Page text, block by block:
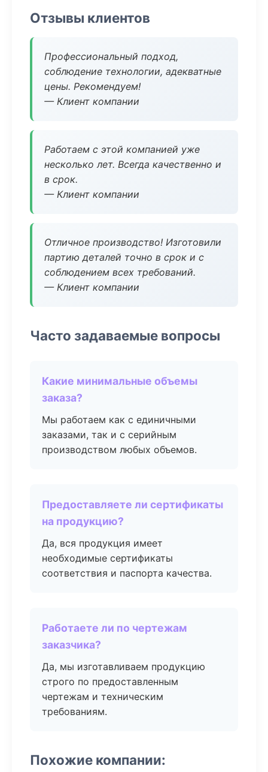
Отзывы клиентов
Профессиональный подход,
соблюдение технологии, адекватные
цены. Рекомендуем!
— Клиент компании
Работаем с этой компанией уже
несколько лет. Всегда качественно и
в срок.
— Клиент компании
Отличное производство! Изготовили
партию деталей точно в срок и с
соблюдением всех требований.
— Клиент компании
Часто задаваемые вопросы
Какие минимальные объемы
заказа?
Мы работаем как с единичными
заказами, так и с серийным
производством любых объемов.
Предоставляете ли сертификаты
на продукцию?
Да, вся продукция имеет
необходимые сертификаты
соответствия и паспорта качества.
Работаете ли по чертежам
заказчика?
Да, мы изготавливаем продукцию
строго по предоставленным
чертежам и техническим
требованиям.
Похожие компании: